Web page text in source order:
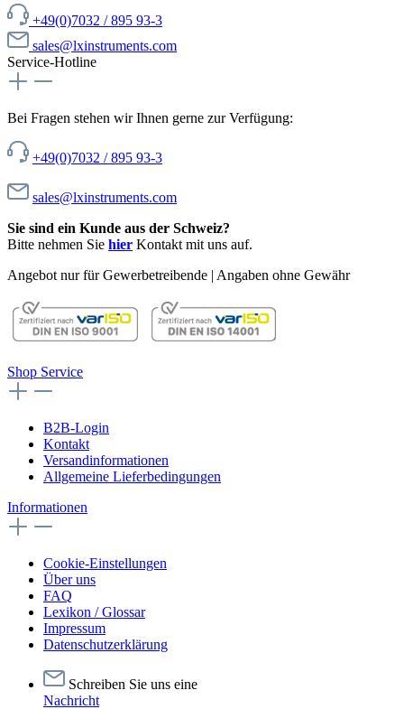
+49(0)7032 / 895 93-3
sales@lxinstruments.com
Service-Hotline
Bei Fragen stehen wir Ihnen gerne zur Verfügung:
+49(0)7032 / 895 93-3
sales@lxinstruments.com
Sie sind ein Kunde aus der Schweiz?
Bitte nehmen Sie hier Kontakt mit uns auf.
Angebot nur für Gewerbetreibende | Angaben ohne Gewähr
Shop Service
B2B-Login
Kontakt
Versandinformationen
Allgemeine Lieferbedingungen
Informationen
Cookie-Einstellungen
Über uns
FAQ
Lexikon / Glossar
Impressum
Datenschutzerklärung
Schreiben Sie uns eine
Nachricht